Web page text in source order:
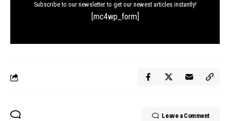
Subscribe to our newsletter to get our newest articles instantly!
[mc4wp_form]
Leave a Comment